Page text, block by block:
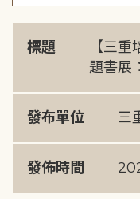
標題
【三
題書展
發布單位 三
發佈時間